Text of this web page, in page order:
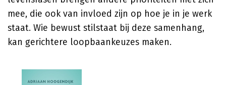
mee, die ook van invloed zijn op hoe je in je werk
staat. Wie bewust stilstaat bij deze samenhang,
kan gerichtere loopbaankeuzes maken.